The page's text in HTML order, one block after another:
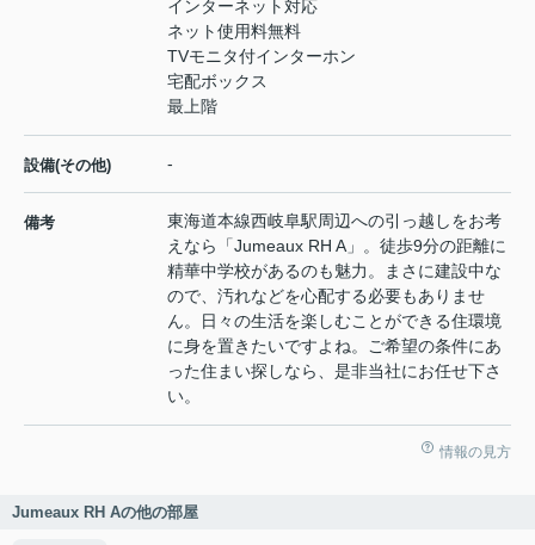
インターネット対応
ネット使用料無料
TVモニタ付インターホン
宅配ボックス
最上階
設備(その他) -
備考
東海道本線西岐阜駅周辺への引っ越しをお考
えなら「Jumeaux RH A」。徒歩9分の距離に
精華中学校があるのも魅力。まさに建設中な
ので、汚れなどを心配する必要もありませ
ん。日々の生活を楽しむことができる住環境
に身を置きたいですよね。ご希望の条件にあ
った住まい探しなら、是非当社にお任せ下さ
い。
情報の見方
Jumeaux RH Aの他の部屋